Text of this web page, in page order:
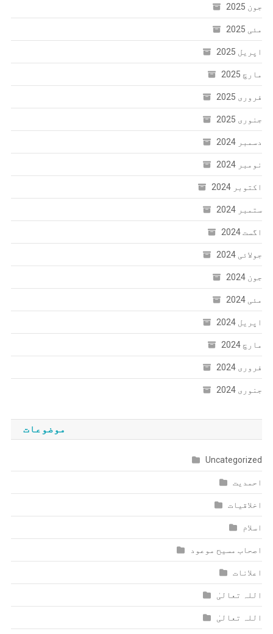
جون 2025
مئی 2025
اپریل 2025
مارچ 2025
فروری 2025
جنوری 2025
دسمبر 2024
نومبر 2024
اکتوبر 2024
ستمبر 2024
اگست 2024
جولائی 2024
جون 2024
مئی 2024
اپریل 2024
مارچ 2024
فروری 2024
جنوری 2024
موضوعات
Uncategorized
احمدیت
اخلاقیات
اسلام
اصحاب مسیح موعود
اعلانات
اللہ تعالیٰ
اللہ تعالیٰ